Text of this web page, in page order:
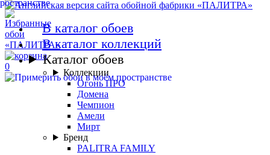
0
В каталог обоев
В каталог коллекций
Каталог обоев
Коллекции
Огонь ПРО
Домена
Чемпион
Амели
Мирт
Бренд
PALITRA FAMILY